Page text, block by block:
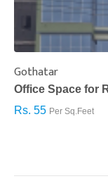
Gothatar
Office Space for
Rs. 55 Per Sq.Feet